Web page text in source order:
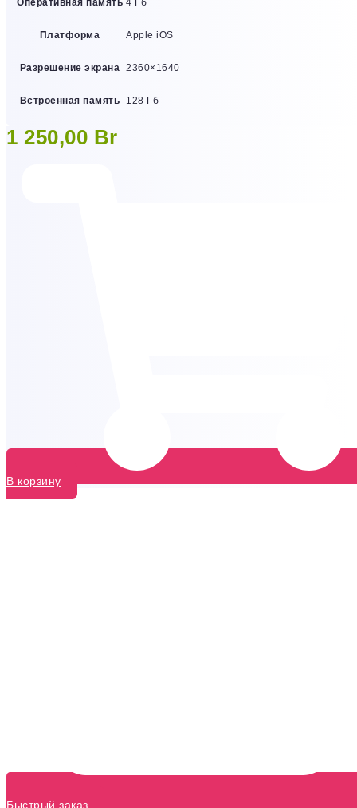
Оперативная память 4 Гб
Платформа Apple iOS
Разрешение экрана 2360×1640
Встроенная память 128 Гб
1 250,00 Br
В корзину
Быстрый заказ